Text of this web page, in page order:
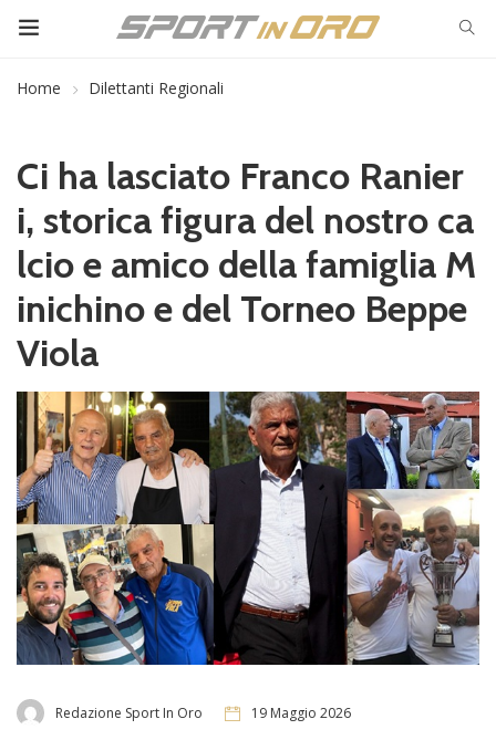
Home Dilettanti Regionali
Ci ha lasciato Franco Ranier
i, storica figura del nostro ca
lcio e amico della famiglia M
inichino e del Torneo Beppe
Viola
Redazione Sport In Oro 19 Maggio 2026